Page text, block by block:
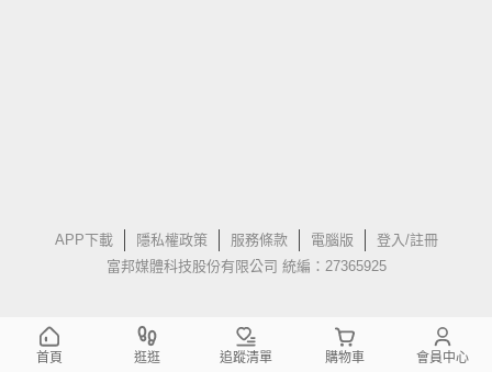
APP下載 隱私權政策 服務條款 電腦版
登入/註冊
富邦媒體科技股份有限公司 統編：27365925
首頁 逛逛 追蹤清單 購物車 會員中心